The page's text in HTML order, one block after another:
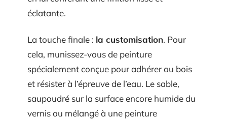
éclatante.
La touche finale : la customisation. Pour
cela, munissez-vous de peinture
spécialement conçue pour adhérer au bois
et résister à l’épreuve de l’eau. Le sable,
saupoudré sur la surface encore humide du
vernis ou mélangé à une peinture